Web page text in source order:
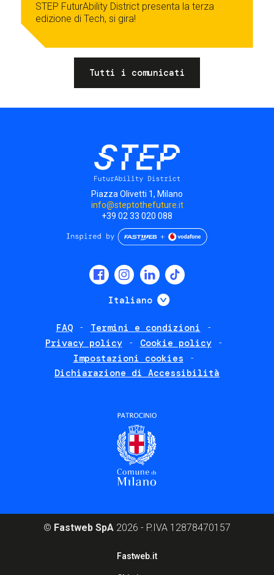
STEP FuturAbility District presenta la terza
edizione di Tech, si gira!
Tutti i comunicati
Piazza Olivetti 1, Milano
info@steptothefuture.it
+39 02 33 020 088
Italiano Mostra ulteriori
FAQ
Termini e condizioni
Privacy policy
Cookie policy
Impostazioni cookies
Dichiarazione di Accessibilità
© Fastweb SpA 2026 - P.IVA 12878470157
Fastweb.it